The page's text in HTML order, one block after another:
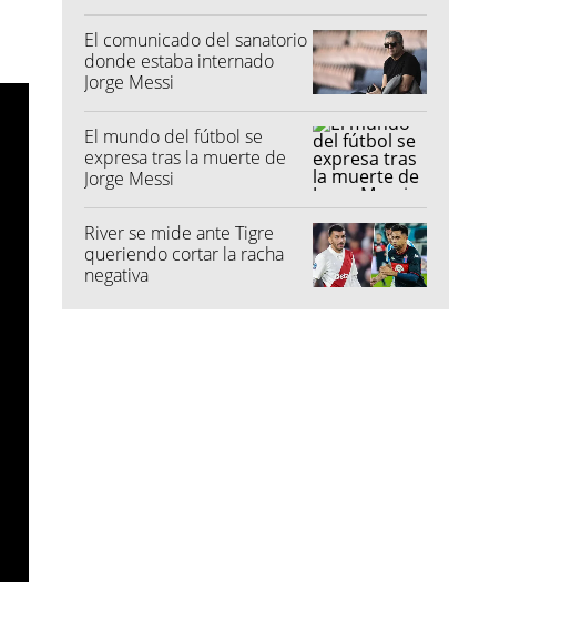
El comunicado del sanatorio
donde estaba internado
Jorge Messi
El mundo del fútbol se
expresa tras la muerte de
Jorge Messi
River se mide ante Tigre
queriendo cortar la racha
negativa